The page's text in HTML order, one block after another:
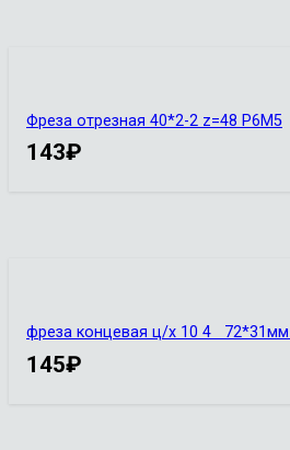
Фреза отрезная 40*2-2 z=48 Р6М5
143₽
фреза концевая ц/х 10 4 72*31мм
145₽